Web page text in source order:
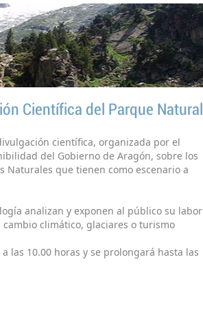
Científica del Parque Natural
científica, organizada por el
del Gobierno de Aragón, sobre los
Naturales que tienen como escenario a
analizan y exponen al público su labor
climático, glaciares o turismo
las 10.00 horas y se prolongará hasta las